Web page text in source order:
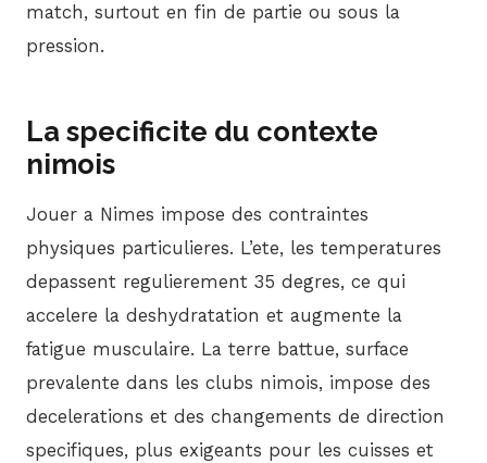
match, surtout en fin de partie ou sous la
pression.
La specificite du contexte
nimois
Jouer a Nimes impose des contraintes
physiques particulieres. L’ete, les temperatures
depassent regulierement 35 degres, ce qui
accelere la deshydratation et augmente la
fatigue musculaire. La terre battue, surface
prevalente dans les clubs nimois, impose des
decelerations et des changements de direction
specifiques, plus exigeants pour les cuisses et